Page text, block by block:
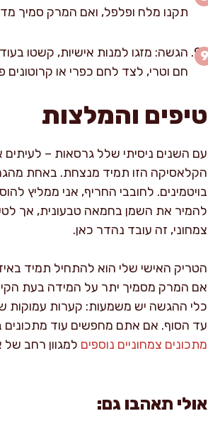
תקנו מלח ופלפל, ואם המרק סמיך
הגשה: מזגו למנות אישיות, קשטו
חם וטרי, לצד לחם כפרי או קרוטונים
טיפים והמלצות
עם השנים ניסיתי שלל גרסאות – לעיתים
הקלאסיקה הזו תמיד מנצחת. באחת
בויטמינים. לחובבי החריף, אני ממליץ
להמיר את השמן בחמאה טבעונית, אך
צמחוני, זה עובד נהדר כאן.
הטריק האישי שלי הוא להתחיל תמיד
אם המרק מסמיך יתר על המידה בעת
כלי ההגשה יש משמעות: קערות עמוקות
עד הסוף. אם אתם מחפשים עוד מתכונים
מתכונים צמחוניים נוספים למגוון רחב של
אולי תאהבו גם: